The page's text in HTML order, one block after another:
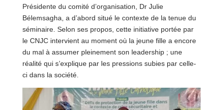
Présidente du comité d’organisation, Dr Julie
Bélemsagha, a d’abord situé le contexte de la tenue du
séminaire. Selon ses propos, cette initiative portée par
le CNJC intervient au moment où la jeune fille a encore
du mal à assumer pleinement son leadership ; une
réalité qui s’explique par les pressions subies par celle-
ci dans la société.